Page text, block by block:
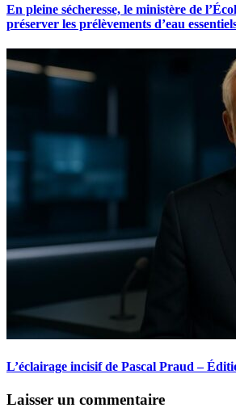
En pleine sécheresse, le ministère de
préserver les prélèvements d’eau
L’éclairage incisif de Pascal Praud –
Laisser un commentaire